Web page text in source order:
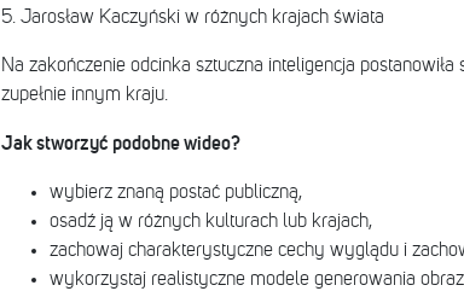
5. Jarosław Kaczyński w różnych krajach świata
Na zakończenie odcinka sztuczna inteligencja
zupełnie innym kraju.
Jak stworzyć podobne wideo?
wybierz znaną postać publiczną,
osadź ją w różnych kulturach lub krajach,
zachowaj charakterystyczne cechy wyglądu i
wykorzystaj realistyczne modele generowania